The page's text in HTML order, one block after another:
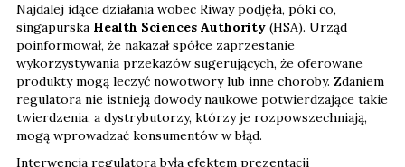
Najdalej idące działania wobec Riway podjęła, póki co,
singapurska Health Sciences Authority (HSA). Urząd
poinformował, że nakazał spółce zaprzestanie
wykorzystywania przekazów sugerujących, że oferowane
produkty mogą leczyć nowotwory lub inne choroby. Zdaniem
regulatora nie istnieją dowody naukowe potwierdzające takie
twierdzenia, a dystrybutorzy, którzy je rozpowszechniają,
mogą wprowadzać konsumentów w błąd.
Interwencja regulatora była efektem prezentacji